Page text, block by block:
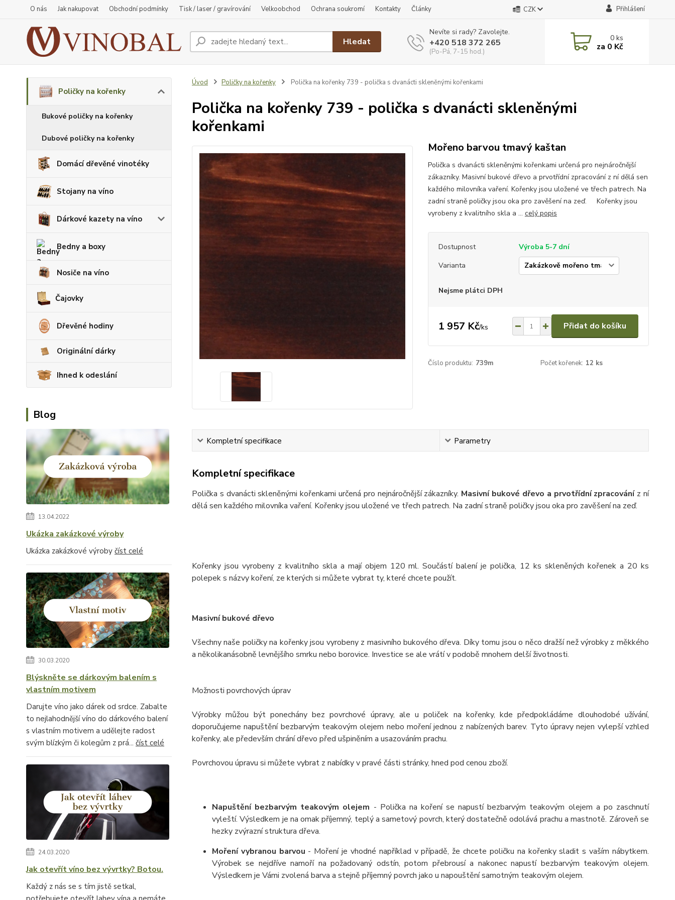
O nás Jak nakupovat Obchodní podmínky Tisk / laser / gravírování Velkoobchod Ochrana soukromí Kontakty Články CZK Přihlášení
Hledat
Nevíte si rady? Zavolejte.
+420 518 372 265
(Po-Pá, 7-15 hod.)
0ks
za 0 Kč
Poličky na kořenky
Bukové poličky na kořenky
Dubové poličky na kořenky
Domácí dřevěné vinotéky
Stojany na víno
Dárkové kazety na víno
Bedny a boxy
Nosiče na víno
Čajovky
Dřevěné hodiny
Originální dárky
Ihned k odeslání
Blog
13.04.2022
Ukázka zakázkové výroby
Ukázka zakázkové výroby číst celé
30.03.2020
Blýskněte se dárkovým balením s
vlastním motivem
Darujte víno jako dárek od srdce. Zabalte
to nejlahodnější víno do dárkového balení
s vlastním motivem a udělejte radost
svým blízkým či kolegům z prá... číst celé
24.03.2020
Jak otevřít víno bez vývrtky? Botou.
Každý z nás se s tím jistě setkal,
Úvod Poličky na kořenky Polička na kořenky 739 - polička s dvanácti skleněnými kořenkami
Polička na kořenky 739 - polička s dvanácti skleněnými
kořenkami
Mořeno barvou tmavý kaštan
Polička s dvanácti skleněnými kořenkami určená pro nejnáročnější
zákazníky. Masivní bukové dřevo a prvotřídní zpracování z ní dělá sen
každého milovníka vaření. Kořenky jsou uložené ve třech patrech. Na
zadní straně poličky jsou oka pro zavěšení na zeď. Kořenky jsou
vyrobeny z kvalitního skla a ... celý popis
Dostupnost
Výroba 5-7 dní
Varianta
Nejsme plátci DPH
1 957 Kč/ks Přidat do košíku
Číslo produktu: 739m Počet kořenek: 12 ks
Kompletní specifikace Parametry
Kompletní specifikace
Polička s dvanácti skleněnými kořenkami určená pro nejnáročnější zákazníky. Masivní bukové dřevo a prvotřídní zpracováníz ní
dělá sen každého milovníka vaření. Kořenky jsou uložené ve třech patrech. Na zadní straně poličky jsou oka pro zavěšení na zeď.
Kořenky jsou vyrobeny z kvalitního skla a mají objem 120 ml. Součástí balení je polička, 12 ks skleněných kořenek a 20 ks
polepek s názvy koření, ze kterých si můžete vybrat ty, které chcete použít.
Masivní bukové dřevo
Všechny naše poličky na kořenky jsou vyrobeny z masivního bukového dřeva. Díky tomu jsou o něco dražší než výrobky z měkkého
a několikanásobně levnějšího smrku nebo borovice. Investice se ale vrátí v podobě mnohem delší životnosti.
Možnosti povrchových úprav
Výrobky můžou být ponechány bez povrchové úpravy, ale u poliček na kořenky, kde předpokládáme dlouhodobé užívání,
doporučujeme napuštění bezbarvým teakovým olejem nebo moření jednou z nabízených barev. Tyto úpravy nejen vylepší vzhled
kořenky, ale především chrání dřevo před ušpiněním a usazováním prachu.
Povrchovou úpravu si můžete vybrat z nabídky v pravé části stránky, hned pod cenou zboží.
Napuštění bezbarvým teakovým olejem - Polička na koření se napustí bezbarvým teakovým olejem a po zaschnutí
vyleští. Výsledkem je na omak příjemný, teplý a sametový povrch, který dostatečně odolává prachu a mastnotě. Zároveň se
hezky zvýrazní struktura dřeva.
Moření vybranou barvou - Moření je vhodné například v případě, že chcete poličku na kořenky sladit s vaším nábytkem.
Výrobek se nejdříve namoří na požadovaný odstín, potom přebrousí a nakonec napustí bezbarvým teakovým olejem.
Výsledkem je Vámi zvolená barva a stejně příjemný povrch jako u napouštění samotným teakovým olejem.